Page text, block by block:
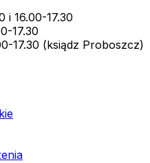
i 16.00-17.30
17.30
17.30 (ksiądz Proboszcz)